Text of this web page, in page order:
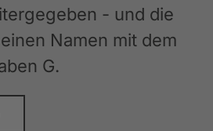
- und die
Namen mit dem
G.